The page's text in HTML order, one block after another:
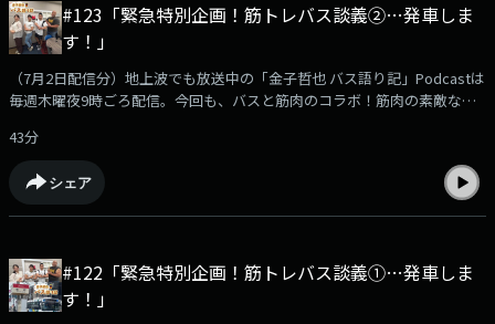
#123「緊急特別企画！筋トレバス談義②…発車しま
す！」
（7月2日配信分）地上波でも放送中の「金子哲也 バス語り記」Podcastは
毎週木曜夜9時ごろ配信。今回も、バスと筋肉のコラボ！筋肉の素敵な
「おまけのマニアックトーク」でも筋肉談義延長戦！podcast版のバス語
り記もお楽しみください！【出演】金子哲也（KBCラジオディレクター）
三澤澄也（KBCアナウンサー）大久保美咲（KBC AitaCarリポーター）原田
凌さん（天神・博多で活躍中のパーソナルトレーナー）沖浜貴彦さん（バ
43分
シェア
#122「緊急特別企画！筋トレバス談義①…発車しま
す！」